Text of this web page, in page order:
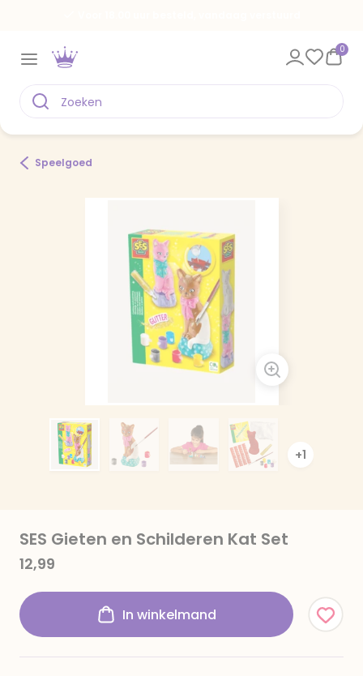
0
Speelgoed
+1
SES Gieten en Schilderen Kat Set
12,99
In winkelmand